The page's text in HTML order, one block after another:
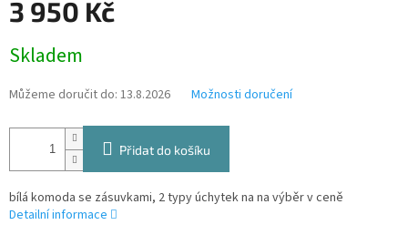
3 950 Kč
cena:
Skladem
Můžeme doručit do: 13.8.2026 Možnosti doručení
Přidat do košíku
bílá komoda se zásuvkami, 2 typy úchytek na na výběr v ceně
Detailní informace